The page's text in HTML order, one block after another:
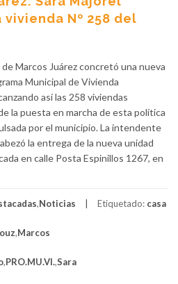
Nº 258 del
Marcos Juárez concretó una nueva
Municipal de Vivienda
así las 258 viviendas
la puesta en marcha de esta política
por el municipio. La intendente
la entrega de la nueva unidad
en calle Posta Espinillos 1267, en
,Noticias Etiquetado: casa
,Marcos
,PRO.MU.VI.,Sara